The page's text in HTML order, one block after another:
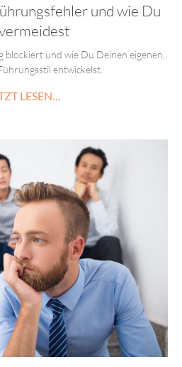
und wie Du
blockiert und wie Du Deinen eigenen,
entwickelst.
LESEN…